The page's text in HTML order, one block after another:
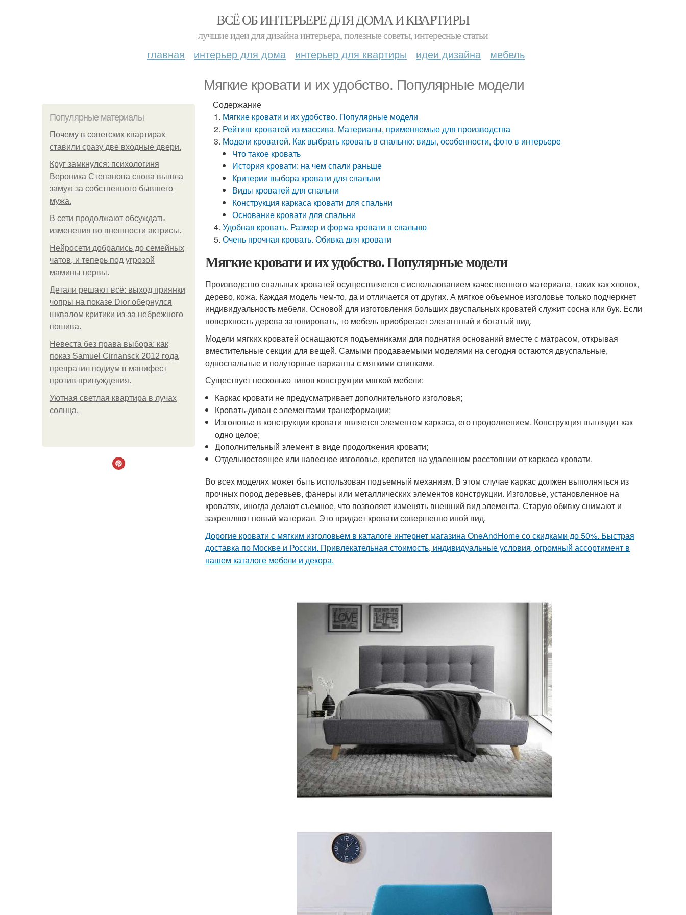
ВСЁ ОБ ИНТЕРЬЕРЕ ДЛЯ ДОМА И КВАРТИРЫ
лучшие идеи для дизайна интерьера, полезные советы, интересные статьи
главная интерьер для дома интерьер для квартиры идеи дизайна мебель
Мягкие кровати и их удобство. Популярные модели
Популярные материалы
Почему в советских квартирах
ставили сразу две входные двери.
Круг замкнулся: психологиня
Вероника Степанова снова вышла
замуж за собственного бывшего
мужа.
В сети продолжают обсуждать
изменения во внешности актрисы.
Нейросети добрались до семейных
чатов, и теперь под угрозой
мамины нервы.
Детали решают всё: выход приянки
чопры на показе Dior обернулся
шквалом критики из-за небрежного
пошива.
Невеста без права выбора: как
показ Samuel Cirnansck 2012 года
превратил подиум в манифест
против принуждения.
Уютная светлая квартира в лучах
солнца.
Содержание
Мягкие кровати и их удобство. Популярные модели
Рейтинг кроватей из массива. Материалы, применяемые для производства
Модели кроватей. Как выбрать кровать в спальню: виды, особенности, фото в интерьере
Что такое кровать
История кровати: на чем спали раньше
Критерии выбора кровати для спальни
Виды кроватей для спальни
Конструкция каркаса кровати для спальни
Основание кровати для спальни
Удобная кровать. Размер и форма кровати в спальню
Очень прочная кровать. Обивка для кровати
Мягкие кровати и их удобство. Популярные модели
Производство спальных кроватей осуществляется с использованием качественного материала, таких как хлопок,
дерево, кожа. Каждая модель чем-то, да и отличается от других. А мягкое объемное изголовье только подчеркнет
индивидуальность мебели. Основой для изготовления больших двуспальных кроватей служит сосна или бук. Если
поверхность дерева затонировать, то мебель приобретает элегантный и богатый вид.
Модели мягких кроватей оснащаются подъемниками для поднятия оснований вместе с матрасом, открывая
вместительные секции для вещей. Самыми продаваемыми моделями на сегодня остаются двуспальные,
односпальные и полуторные варианты с мягкими спинками.
Существует несколько типов конструкции мягкой мебели:
Каркас кровати не предусматривает дополнительного изголовья;
Кровать-диван с элементами трансформации;
Изголовье в конструкции кровати является элементом каркаса, его продолжением. Конструкция выглядит как
одно целое;
Дополнительный элемент в виде продолжения кровати;
Отдельностоящее или навесное изголовье, крепится на удаленном расстоянии от каркаса кровати.
Во всех моделях может быть использован подъемный механизм. В этом случае каркас должен выполняться из
прочных пород деревьев, фанеры или металлических элементов конструкции. Изголовье, установленное на
кроватях, иногда делают съемное, что позволяет изменять внешний вид элемента. Старую обивку снимают и
закрепляют новый материал. Это придает кровати совершенно иной вид.
Дорогие кровати с мягким изголовьем в каталоге интернет магазина OneAndHome со скидками до 50%. Быстрая
доставка по Москве и России. Привлекательная стоимость, индивидуальные условия, огромный ассортимент в
нашем каталоге мебели и декора.